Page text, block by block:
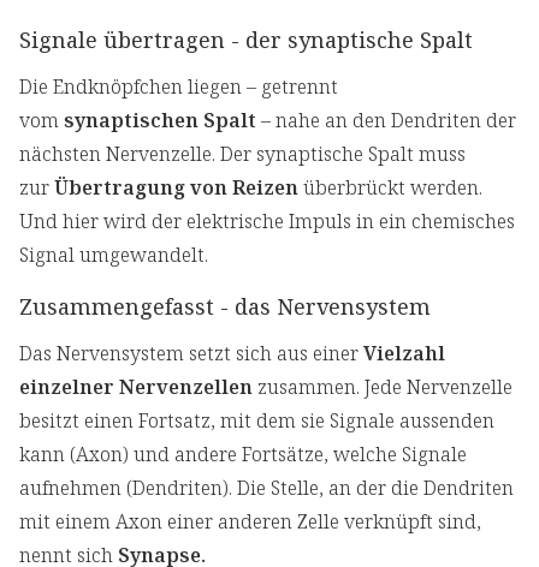
Signale übertragen - der synaptische Spalt
Die Endknöpfchen liegen – getrennt
vomsynaptischen Spalt – nahe an den Dendriten der
nächsten Nervenzelle. Der synaptische Spalt muss
zurÜbertragung von Reizenüberbrückt werden.
Und hier wird der elektrische Impuls in ein chemisches
Signal umgewandelt.
Zusammengefasst - das Nervensystem
Das Nervensystem setzt sich aus einerVielzahl
einzelner Nervenzellen zusammen. Jede Nervenzelle
besitzt einen Fortsatz, mit dem sie Signale aussenden
kann (Axon) und andere Fortsätze, welche Signale
aufnehmen (Dendriten). Die Stelle, an der die Dendriten
mit einem Axon einer anderen Zelle verknüpft sind,
nennt sich Synapse.